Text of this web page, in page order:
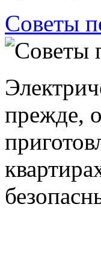
Советы
прежде,